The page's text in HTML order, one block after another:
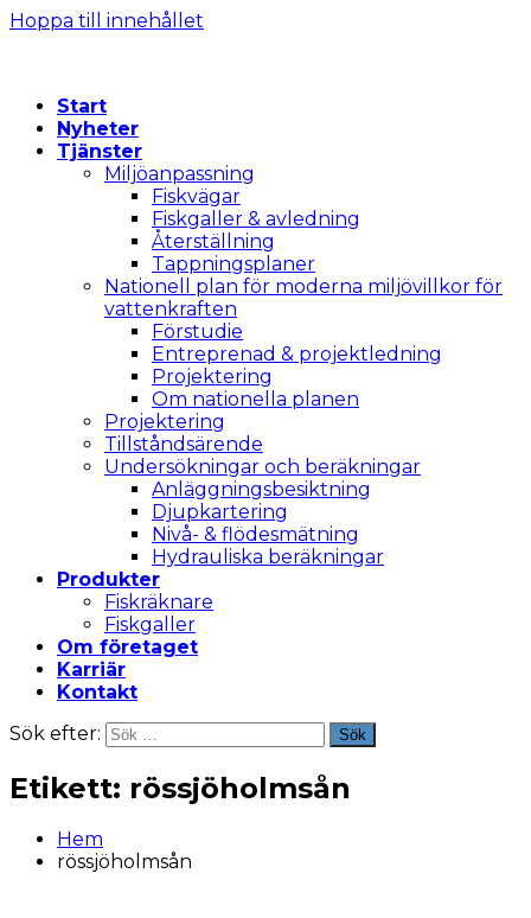
Hoppa till innehållet
Start
Nyheter
Tjänster
Miljöanpassning
Fiskvägar
Fiskgaller & avledning
Återställning
Tappningsplaner
Nationell plan för moderna miljövillkor för
vattenkraften
Förstudie
Entreprenad & projektledning
Projektering
Om nationella planen
Projektering
Tillståndsärende
Undersökningar och beräkningar
Anläggningsbesiktning
Djupkartering
Nivå- & flödesmätning
Hydrauliska beräkningar
Produkter
Fiskräknare
Fiskgaller
Om företaget
Karriär
Kontakt
Sök efter:
Sök
Etikett: rössjöholmsån
Hem
rössjöholmsån